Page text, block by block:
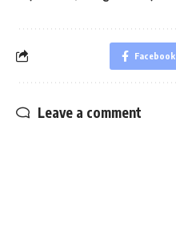
Facebook
Leave a comment